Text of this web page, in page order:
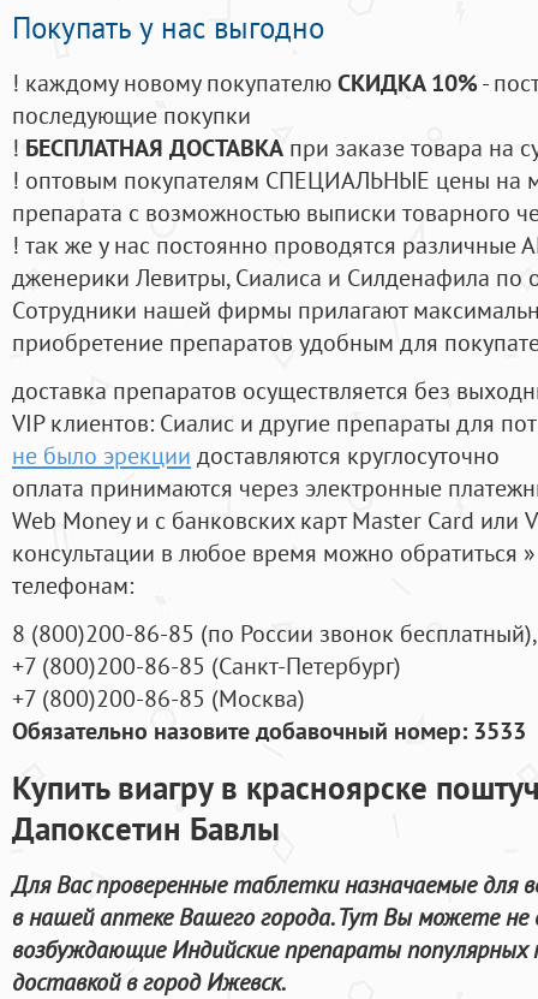
Покупать у нас выгодно
! каждому новому покупателюСКИДКА 10%-
последующие покупки
! БЕСПЛАТНАЯ ДОСТАВКА при заказе товара на
! оптовым покупателям СПЕЦИАЛЬНЫЕ цены на
препарата с возможностью выписки товарного
! так же у нас постоянно проводятся
дженерики Левитры, Сиалиса и Силденафила по
Cотрудники нашей фирмы прилагают
приобретение препаратов удобным для
доставка препаратов осуществляется без
VIP клиентов: Сиалис и другие препараты для
не было эрекции доставляются круглосуточно
оплата принимаются через электронные
Web Money и с банковских карт Master Card или
консультации в любое время можно обратиться
телефонам:
8 (800)200-86-85 (по России звонок бесплатный),
+7 (800)200-86-85 (Санкт-Петербург)
+7 (800)200-86-85 (Москва)
Обязательно назовите добавочный номер: 3533
Купить виагру в красноярске
Дапоксетин Бавлы
Для Вас проверенные таблетки назначаемые для
в нашей аптеке Вашего города. Тут Вы можете не
возбуждающие Индийские препараты популярных
доставкой в город Ижевск.